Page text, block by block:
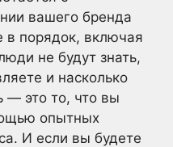
вашего бренда
в порядок, включая
не будут знать,
и насколько
это то, что вы
опытных
И если вы будете